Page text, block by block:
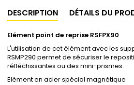
DESCRIPTION DÉTAILS DU
Elément point de reprise RSFPX90
L'utilisation de cet élément avec les
RSMP290 permet de sécuriser le
réfléchissantes ou des mini-prismes.
Elément en acier spécial magnétique